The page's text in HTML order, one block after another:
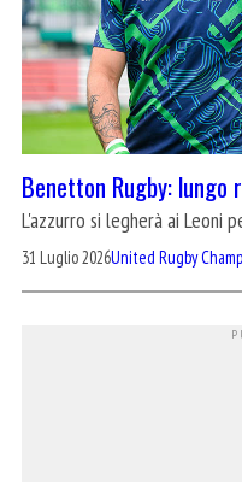
Benetton Rugby: lungo
L'azzurro si legherà ai Leoni
31 Luglio 2026United Rugby